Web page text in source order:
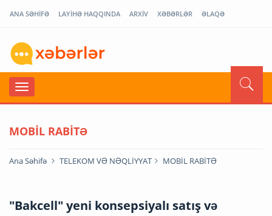
ANA SƏHİFƏ LAYİHƏ HAQQINDA ARXİV XƏBƏRLƏR ƏLAQƏ
MOBİL RABİTƏ
Ana Səhifə TELEKOM VƏ NƏQLİYYAT MOBİL RABİTƏ
"Bakcell" yeni konsepsiyalı satış və